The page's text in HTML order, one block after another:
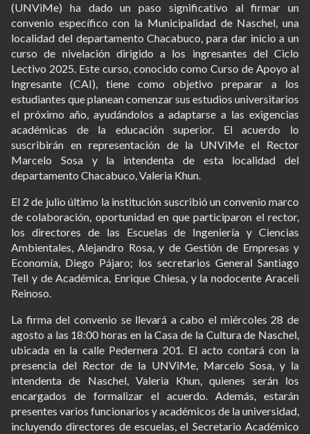
(UNViMe) ha dado un paso significativo al firmar un
convenio específico con la Municipalidad de Naschel, una
localidad del departamento Chacabuco, para dar inicio a un
curso de nivelación dirigido a los ingresantes del Ciclo
Lectivo 2025. Este curso, conocido como Curso de Apoyo al
Ingresante (CAI), tiene como objetivo preparar a los
estudiantes que planean comenzar sus estudios universitarios
el próximo año, ayudándolos a adaptarse a las exigencias
académicas de la educación superior. El acuerdo lo
suscribirán en representación de la UNViMe el Rector
Marcelo Sosa y la intendenta de esta localidad del
departamento Chacabuco, Valeria Khun.
El 2 de julio último la institución suscribió un convenio marco
de colaboración, oportunidad en que participaron el rector,
los directores de las Escuelas de Ingeniería y Ciencias
Ambientales, Alejandro Rosa, y de Gestión de Empresas y
Economía, Diego Pájaro; los secretarios General Santiago
Tell y de Académica, Enrique Chiesa, y la nodocente Araceli
Reinoso.
La firma del convenio se llevará a cabo el miércoles 28 de
agosto a las 18:00 horas en la Casa de la Cultura de Naschel,
ubicada en la calle Pedernera 201. El acto contará con la
presencia del Rector de la UNViMe, Marcelo Sosa, y la
intendenta de Naschel, Valeria Khun, quienes serán los
encargados de formalizar el acuerdo. Además, estarán
presentes varios funcionarios y académicos de la universidad,
incluyendo directores de escuelas, el Secretario Académico